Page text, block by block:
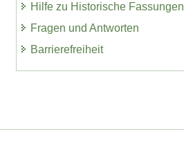
Hilfe zu Historische Fassungen
Fragen und Antworten
Barrierefreiheit